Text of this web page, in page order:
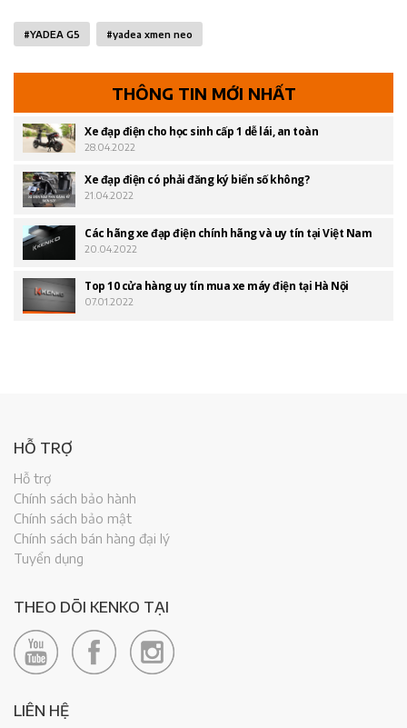
#YADEA G5 #yadea xmen neo
THÔNG TIN MỚI NHẤT
Xe đạp điện cho học sinh cấp 1 dễ lái, an toàn
28.04.2022
Xe đạp điện có phải đăng ký biển số không?
21.04.2022
Các hãng xe đạp điện chính hãng và uy tín tại Việt Nam
20.04.2022
Top 10 cửa hàng uy tín mua xe máy điện tại Hà Nội
07.01.2022
HỖ TRỢ
Hỗ trợ
Chính sách bảo hành
Chính sách bảo mật
Chính sách bán hàng đại lý
Tuyển dụng
THEO DÕI KENKO TẠI
LIÊN HỆ